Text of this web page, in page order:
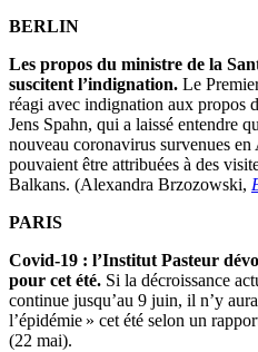
BERLIN
Les propos du ministre de la
suscitent l’indignation. Le
réagi avec indignation aux propos
Jens Spahn, qui a laissé entendre
nouveau coronavirus survenues en
pouvaient être attribuées à des
Balkans. (Alexandra Brzozowski,
PARIS
Covid-19 : l’Institut Pasteur
pour cet été. Si la décroissance
continue jusqu’au 9 juin, il n’y
l’épidémie » cet été selon un
(22 mai).